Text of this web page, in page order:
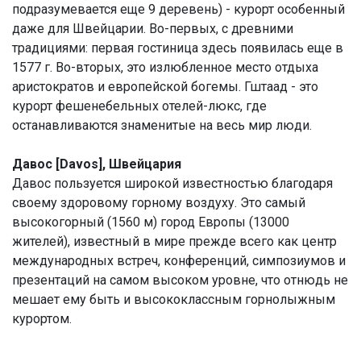
подразумевается еще 9 деревень) - курорт особенный
даже для Швейцарии. Во-первых, с древними
традициями: первая гостиница здесь появилась еще в
1577 г. Во-вторых, это излюбленное место отдыха
аристократов и европейской богемы. Гштаад - это
курорт фешенебельных отелей-люкс, где
останавливаются знаменитые на весь мир люди.
Давос [Davos], Швейцария
Давос пользуется широкой известностью благодаря
своему здоровому горному воздуху. Это самый
высокогорный (1560 м) город Европы (13000
жителей), известный в мире прежде всего как центр
международных встреч, конференций, симпозиумов и
презентаций на самом высоком уровне, что отнюдь не
мешает ему быть и высококлассным горнолыжным
курортом.